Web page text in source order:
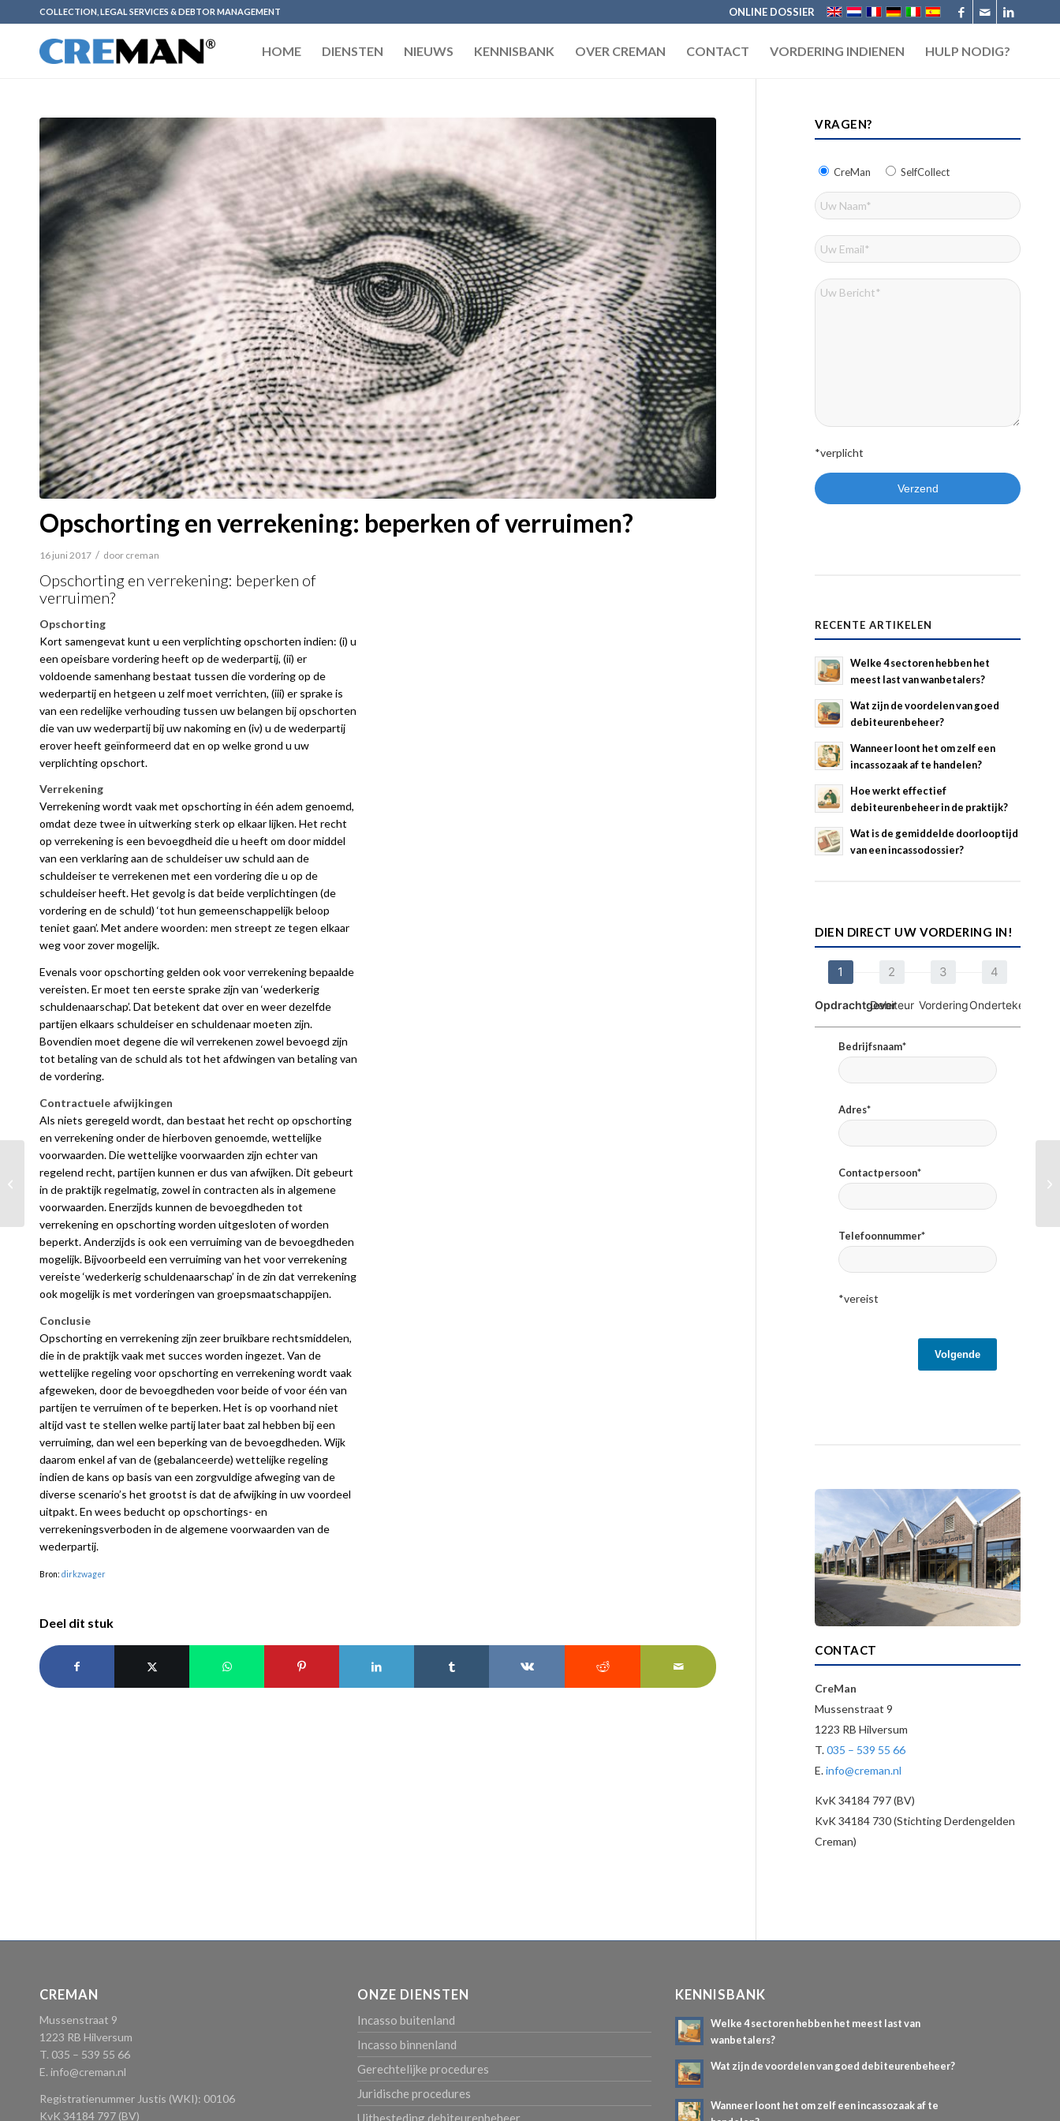
ONLINE DOSSIER
COLLECTION, LEGAL SERVICES & DEBTOR MANAGEMENT
HOME DIENSTEN NIEUWS KENNISBANK OVER CREMAN CONTACT VORDERING INDIENEN HULP NODIG?
Opschorting en verrekening: beperken of verruimen?
16 juni 2017 / door creman
Opschorting en verrekening: beperken of
verruimen?
Opschorting
Kort samengevat kunt u een verplichting opschorten indien: (i) u
een opeisbare vordering heeft op de wederpartij, (ii) er
voldoende samenhang bestaat tussen die vordering op de
wederpartij en hetgeen u zelf moet verrichten, (iii) er sprake is
van een redelijke verhouding tussen uw belangen bij opschorten
die van uw wederpartij bij uw nakoming en (iv) u de wederpartij
erover heeft geïnformeerd dat en op welke grond u uw
verplichting opschort.
Verrekening
Verrekening wordt vaak met opschorting in één adem genoemd,
omdat deze twee in uitwerking sterk op elkaar lijken. Het recht
op verrekening is een bevoegdheid die u heeft om door middel
van een verklaring aan de schuldeiser uw schuld aan de
schuldeiser te verrekenen met een vordering die u op de
schuldeiser heeft. Het gevolg is dat beide verplichtingen (de
vordering en de schuld) ‘tot hun gemeenschappelijk beloop
teniet gaan’. Met andere woorden: men streept ze tegen elkaar
weg voor zover mogelijk.
Evenals voor opschorting gelden ook voor verrekening bepaalde
vereisten. Er moet ten eerste sprake zijn van ‘wederkerig
schuldenaarschap’. Dat betekent dat over en weer dezelfde
partijen elkaars schuldeiser en schuldenaar moeten zijn.
Bovendien moet degene die wil verrekenen zowel bevoegd zijn
tot betaling van de schuld als tot het afdwingen van betaling van
de vordering.
Contractuele afwijkingen
Als niets geregeld wordt, dan bestaat het recht op opschorting
en verrekening onder de hierboven genoemde, wettelijke
voorwaarden. Die wettelijke voorwaarden zijn echter van
regelend recht, partijen kunnen er dus van afwijken. Dit gebeurt
in de praktijk regelmatig, zowel in contracten als in algemene
voorwaarden. Enerzijds kunnen de bevoegdheden tot
verrekening en opschorting worden uitgesloten of worden
beperkt. Anderzijds is ook een verruiming van de bevoegdheden
mogelijk. Bijvoorbeeld een verruiming van het voor verrekening
vereiste ‘wederkerig schuldenaarschap’ in de zin dat verrekening
ook mogelijk is met vorderingen van groepsmaatschappijen.
Conclusie
Opschorting en verrekening zijn zeer bruikbare rechtsmiddelen,
die in de praktijk vaak met succes worden ingezet. Van de
wettelijke regeling voor opschorting en verrekening wordt vaak
afgeweken, door de bevoegdheden voor beide of voor één van
partijen te verruimen of te beperken. Het is op voorhand niet
altijd vast te stellen welke partij later baat zal hebben bij een
verruiming, dan wel een beperking van de bevoegdheden. Wijk
daarom enkel af van de (gebalanceerde) wettelijke regeling
indien de kans op basis van een zorgvuldige afweging van de
diverse scenario’s het grootst is dat de afwijking in uw voordeel
uitpakt. En wees beducht op opschortings- en
verrekeningsverboden in de algemene voorwaarden van de
wederpartij.
Bron: dirkzwager
Deel dit stuk
VRAGEN?
CreMan SelfCollect
*verplicht
RECENTE ARTIKELEN
Welke 4 sectoren hebben het
meest last van wanbetalers?
Wat zijn de voordelen van goed
debiteurenbeheer?
Wanneer loont het om zelf een
incassozaak af te handelen?
Hoe werkt effectief
debiteurenbeheer in de praktijk?
Wat is de gemiddelde doorlooptijd
van een incassodossier?
DIEN DIRECT UW VORDERING IN!
1
Opdrachtgever
2
Debiteur
3
Vordering
4
Ondertekening
Bedrijfsnaam*
Adres*
Contactpersoon*
Telefoonnummer*
*vereist
Volgende
CONTACT
CreMan
Mussenstraat 9
1223 RB Hilversum
T.035 – 539 55 66
E.info@creman.nl
KvK 34184 797 (BV)
KvK 34184 730 (Stichting Derdengelden
Creman)
CREMAN
Mussenstraat 9
1223 RB Hilversum
T. 035 – 539 55 66
E. info@creman.nl
Registratienummer Justis (WKI): 00106
KvK 34184 797 (BV)
ONZE DIENSTEN
Incasso buitenland
Incasso binnenland
Gerechtelijke procedures
Juridische procedures
Uitbesteding debiteurenbeheer
KENNISBANK
Welke 4 sectoren hebben het meest last van
wanbetalers?
Wat zijn de voordelen van goed debiteurenbeheer?
Wanneer loont het om zelf een incassozaak af te
Vacature Incasso
(Inter)Nationaal